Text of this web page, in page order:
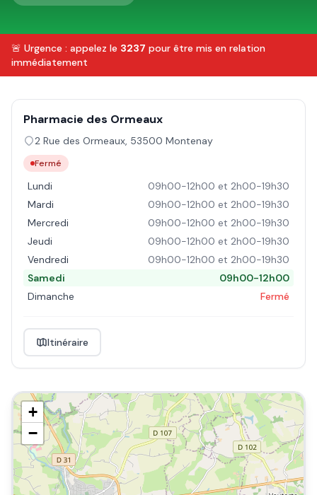
🚨 Urgence : appelez le 3237 pour être mis en relation
immédiatement
Pharmacie des Ormeaux
2 Rue des Ormeaux, 53500 Montenay
Fermé
Lundi
09h00-12h00 et 2h00-19h30
Mardi
09h00-12h00 et 2h00-19h30
Mercredi
09h00-12h00 et 2h00-19h30
Jeudi
09h00-12h00 et 2h00-19h30
Vendredi
09h00-12h00 et 2h00-19h30
Samedi
09h00-12h00
Dimanche
Fermé
Itinéraire
+
−